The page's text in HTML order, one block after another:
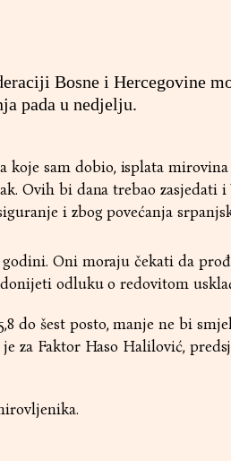
Bosne i Hercegovine
pada u nedjelju.
koje sam dobio, isplata
Ovih bi dana trebao zasjedati
i zbog povećanja
Oni moraju čekati da
odluku o redovitom
do šest posto, manje ne bi
za Faktor Haso Halilović,